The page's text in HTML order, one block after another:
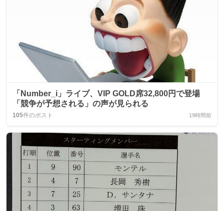
「Number_i」ライブ、VIP GOLD席32,800円で登場
「競争が予想される」の声が見られる
105件のポスト 19時間前